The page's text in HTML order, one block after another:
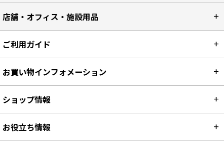
店舗・オフィス・施設用品
ご利用ガイド
お買い物インフォメーション
ショップ情報
お役立ち情報